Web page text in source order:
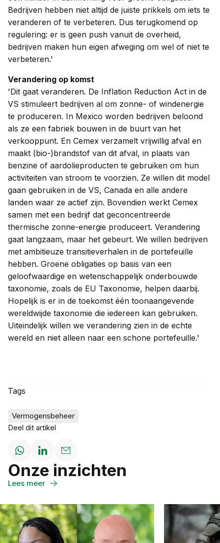
Bedrijven hebben niet altijd de juiste prikkels om iets te
veranderen of te verbeteren. Dus terugkomend op
regulering: er is geen push vanuit de overheid,
bedrijven maken hun eigen afweging om wel of niet te
verbeteren.'
Verandering op komst
'Dit gaat veranderen. De Inflation Reduction Act in de
VS stimuleert bedrijven al om zonne- of windenergie
te produceren. In Mexico worden bedrijven beloond
als ze een fabriek bouwen in de buurt van het
verkooppunt. En Cemex verzamelt vrijwillig afval en
maakt (bio-)brandstof van dit afval, in plaats van
benzine of aardolieproducten te gebruiken om hun
activiteiten van stroom te voorzien. Ze willen dit model
gaan gebruiken in de VS, Canada en alle andere
landen waar ze actief zijn. Bovendien werkt Cemex
samen met een bedrijf dat geconcentreerde
thermische zonne-energie produceert. Verandering
gaat langzaam, maar het gebeurt. We willen bedrijven
met ambitieuze transitieverhalen in de portefeuille
hebben. Groene obligaties op basis van een
geloofwaardige en wetenschappelijk onderbouwde
taxonomie, zoals de EU Taxonomie, helpen daarbij.
Hopelijk is er in de toekomst één toonaangevende
wereldwijde taxonomie die iedereen kan gebruiken.
Uiteindelijk willen we verandering zien in de echte
wereld en niet alleen naar een schone portefeuille.'
Tags
Vermogensbeheer
Deel dit artikel
Deel
op
WhatsApp
Deel
op
LinkedIn
Deel
via
Onze inzichten
Lees meer